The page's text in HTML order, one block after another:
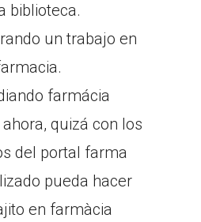
biblioteca.
un trabajo en
farmácia
quizá con los
del portal farma
pueda hacer
en farmàcia